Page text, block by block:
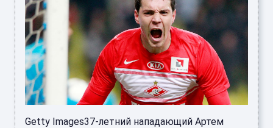
Getty Images37-летний нападающий Артем